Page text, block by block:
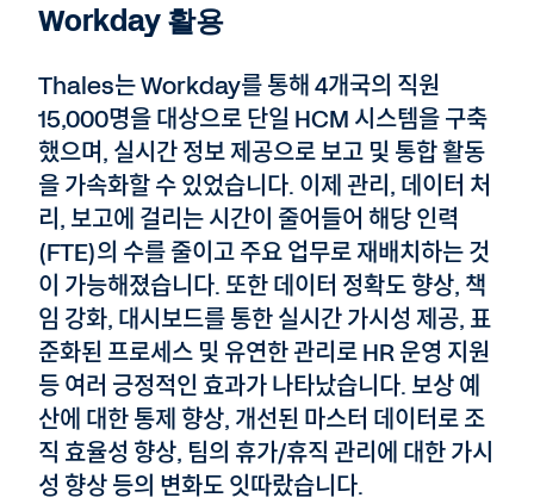
Workday 활용
Thales는 Workday를 통해 4개국의 직원
15,000명을 대상으로 단일 HCM 시스템을 구축
했으며, 실시간 정보 제공으로 보고 및 통합 활동
을 가속화할 수 있었습니다. 이제 관리, 데이터 처
리, 보고에 걸리는 시간이 줄어들어 해당 인력
(FTE)의 수를 줄이고 주요 업무로 재배치하는 것
이 가능해졌습니다. 또한 데이터 정확도 향상, 책
임 강화, 대시보드를 통한 실시간 가시성 제공, 표
준화된 프로세스 및 유연한 관리로 HR 운영 지원
등 여러 긍정적인 효과가 나타났습니다. 보상 예
산에 대한 통제 향상, 개선된 마스터 데이터로 조
직 효율성 향상, 팀의 휴가/휴직 관리에 대한 가시
성 향상 등의 변화도 잇따랐습니다.